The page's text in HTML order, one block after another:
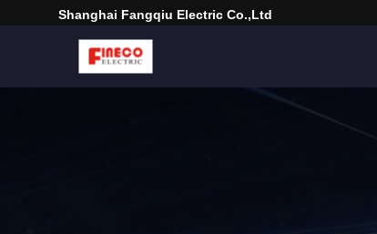
Shanghai Fangqiu Electric Co.,ltd